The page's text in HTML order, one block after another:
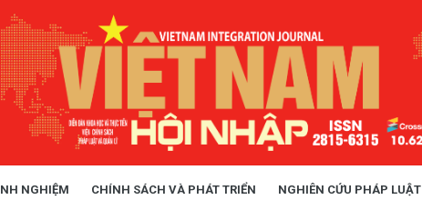
NGHIỆM CHÍNH SÁCH VÀ PHÁT TRIỂN NGHIÊN CỨU PHÁP LUẬT